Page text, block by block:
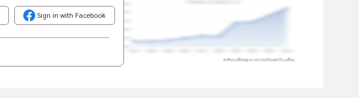
Sign in with Facebook